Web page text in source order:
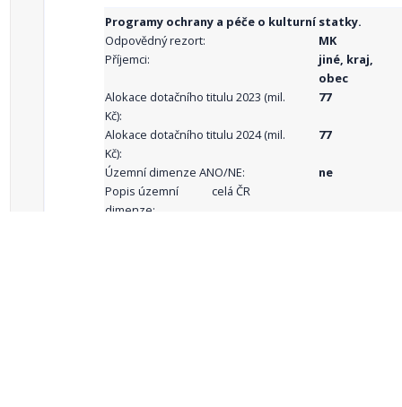
Programy ochrany a péče o kulturní statky.
Odpovědný rezort:
MK
Příjemci:
jiné, kraj,
obec
Alokace dotačního titulu 2023 (mil.
Kč):
77
Alokace dotačního titulu 2024 (mil.
Kč):
77
Územní dimenze ANO/NE:
ne
Popis územní
dimenze:
celá ČR